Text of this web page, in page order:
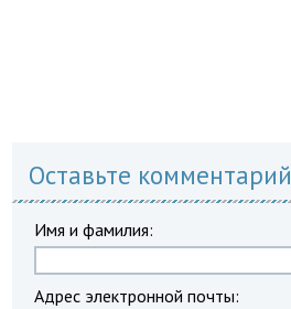
Оставьте комментарий
Имя и фамилия:
Адрес электронной почты: